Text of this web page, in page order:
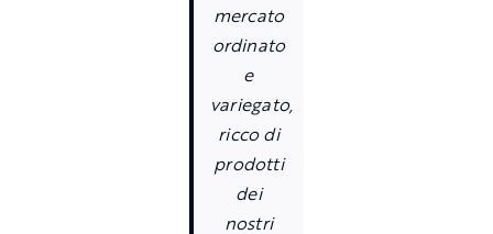
mercato
ordinato
e
variegato,
ricco di
prodotti
dei
nostri